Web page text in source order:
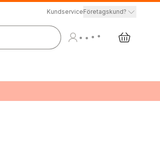
KundserviceFöretagskund?